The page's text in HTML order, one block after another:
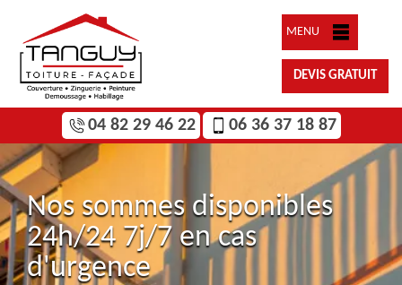
MENU
DEVIS GRATUIT
04 82 29 46 22 06 36 37 18 87
Nos sommes disponibles
24h/24 7j/7 en cas
d'urgence